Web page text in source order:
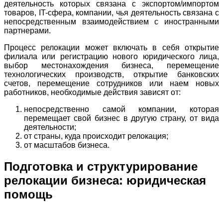
деятельность которых связана с экспортом/импортом
товаров, IT-сфера, компании, чья деятельность связана с
непосредственным взаимодействием с иностранными
партнерами.
Процесс релокации может включать в себя открытие
филиала или регистрацию нового юридического лица,
выбор местонахождения бизнеса, перемещение
технологических производств, открытие банковских
счетов, перемещение сотрудников или наем новых
работников, необходимые действия зависят от:
непосредственно самой компании, которая
перемещает свой бизнес в другую страну, от вида
деятельности;
от страны, куда происходит релокация;
от масштабов бизнеса.
Подготовка и структурирование
релокации бизнеса: юридическая
помощь